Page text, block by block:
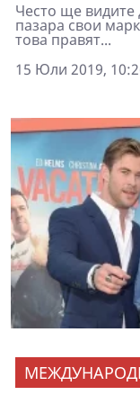
Често ще видите
пазара свои
това правят...
15 Юли 2019,